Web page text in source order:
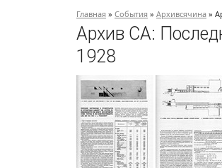
Главная » События » Архивсячина »
Архив СА:
1928